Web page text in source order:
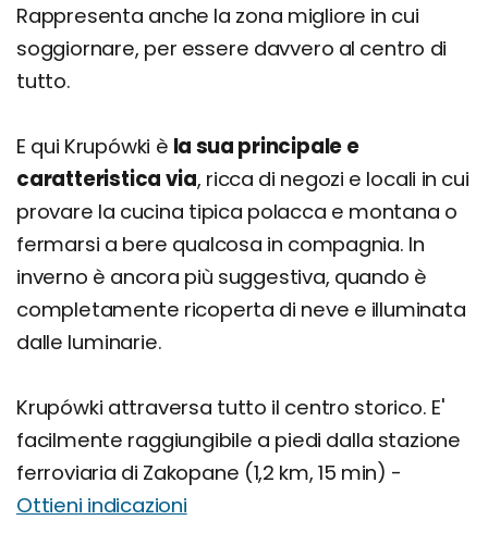
Rappresenta anche la zona migliore in cui
soggiornare, per essere davvero al centro di
tutto.
E qui Krupówki è la sua principale e
caratteristica via, ricca di negozi e locali in cui
provare la cucina tipica polacca e montana o
fermarsi a bere qualcosa in compagnia. In
inverno è ancora più suggestiva, quando è
completamente ricoperta di neve e illuminata
dalle luminarie.
Krupówki attraversa tutto il centro storico. E'
facilmente raggiungibile a piedi dalla stazione
ferroviaria di Zakopane (1,2 km, 15 min) -
Ottieni indicazioni